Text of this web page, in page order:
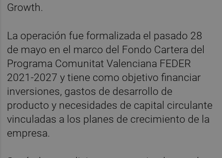
Growth.
La operación fue formalizada el pasado 28
de mayo en el marco del Fondo Cartera del
Programa Comunitat Valenciana FEDER
2021-2027 y tiene como objetivo financiar
inversiones, gastos de desarrollo de
producto y necesidades de capital circulante
vinculadas a los planes de crecimiento de la
empresa.